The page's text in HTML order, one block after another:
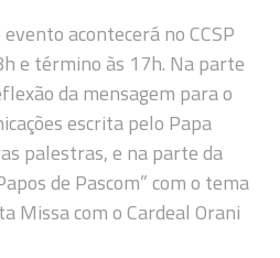
acontecerá no CCSP
e término às 17h. Na parte
da mensagem para o
escrita pelo Papa
palestras, e na parte da
de Pascom” com o tema
Missa com o Cardeal Orani